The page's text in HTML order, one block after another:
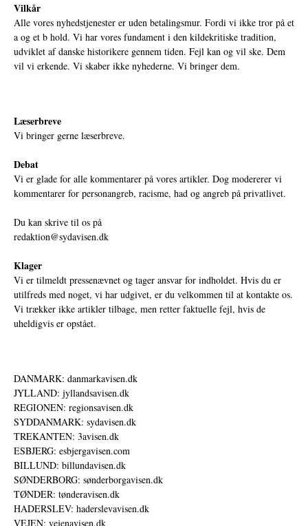
Vilkår
Alle vores nyhedstjenester er uden betalingsmur. Fordi vi ikke tror på et
a og et b hold. Vi har vores fundament i den kildekritiske tradition,
udviklet af danske historikere gennem tiden. Fejl kan og vil ske. Dem
vil vi erkende. Vi skaber ikke nyhederne. Vi bringer dem.
Læserbreve
Vi bringer gerne læserbreve.
Debat
Vi er glade for alle kommentarer på vores artikler. Dog modererer vi
kommentarer for personangreb, racisme, had og angreb på privatlivet.
Du kan skrive til os på
redaktion@sydavisen.dk
Klager
Vi er tilmeldt pressenævnet og tager ansvar for indholdet. Hvis du er
utilfreds med noget, vi har udgivet, er du velkommen til at kontakte os.
Vi trækker ikke artikler tilbage, men retter faktuelle fejl, hvis de
uheldigvis er opstået.
DANMARK: danmarkavisen.dk
JYLLAND: jyllandsavisen.dk
REGIONEN: regionsavisen.dk
SYDDANMARK: sydavisen.dk
TREKANTEN: 3avisen.dk
ESBJERG: esbjergavisen.com
BILLUND: billundavisen.dk
SØNDERBORG: sønderborgavisen.dk
TØNDER: tønderavisen.dk
HADERSLEV: haderslevavisen.dk
VEJEN: vejenavisen.dk